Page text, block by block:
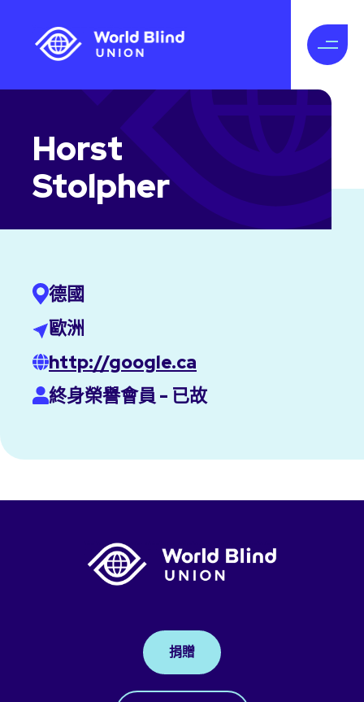
Horst
Stolpher
德國
歐洲
http://google.ca
終身榮譽會員 - 已故
捐贈